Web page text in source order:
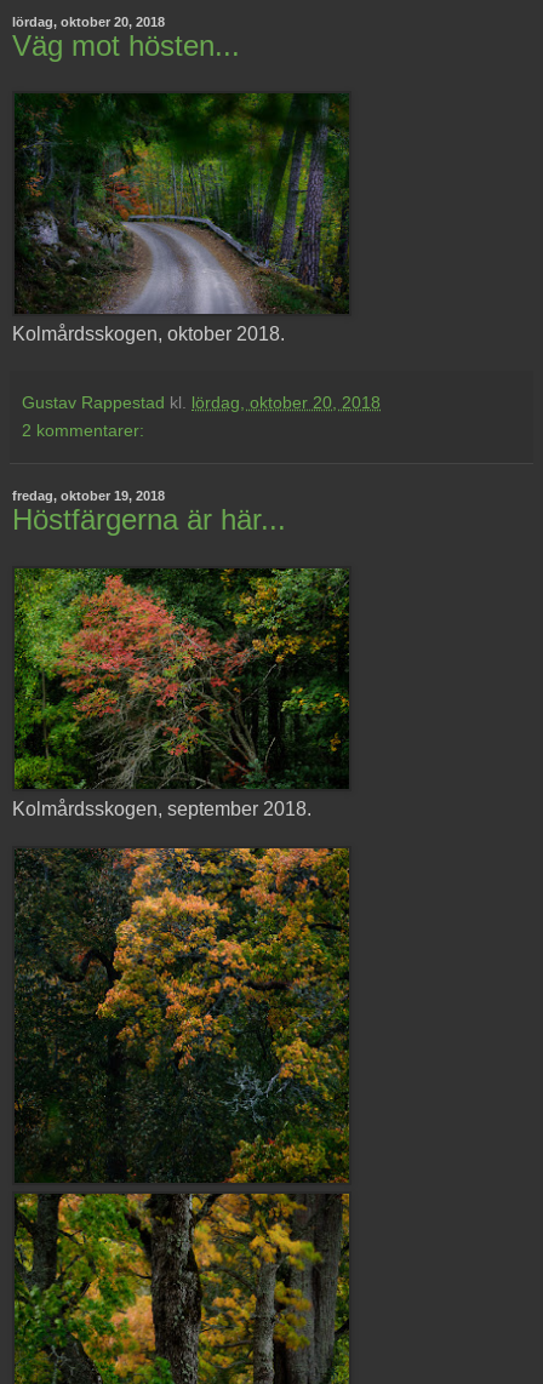
lördag, oktober 20, 2018
Väg mot hösten...
Kolmårdsskogen, oktober 2018.
Gustav Rappestad kl. lördag, oktober 20, 2018
2 kommentarer:
fredag, oktober 19, 2018
Höstfärgerna är här...
Kolmårdsskogen, september 2018.